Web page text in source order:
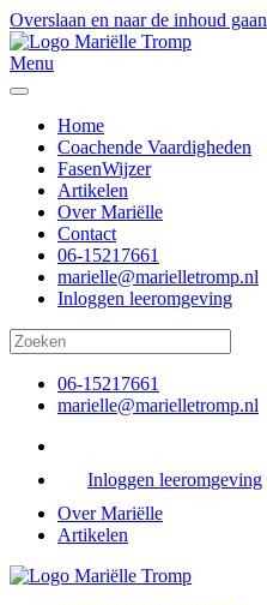
Overslaan en naar de inhoud gaan
Menu
Home
Coachende Vaardigheden
FasenWijzer
Artikelen
Over Mariëlle
Contact
06-15217661
marielle@marielletromp.nl
Inloggen leeromgeving
06-15217661
marielle@marielletromp.nl
Inloggen leeromgeving
Over Mariëlle
Artikelen